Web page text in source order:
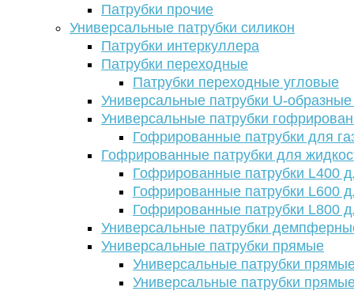
Патрубки прочие
Универсальные патрубки силикон
Патрубки интеркуллера
Патрубки переходные
Патрубки переходные угловые
Универсальные патрубки U-
Универсальные патрубки
Гофрированные патрубки для
Гофрированные патрубки для
Гофрированные патрубки L400
Гофрированные патрубки L600
Гофрированные патрубки L800
Универсальные патрубки
Универсальные патрубки прямые
Универсальные патрубки
Универсальные патрубки